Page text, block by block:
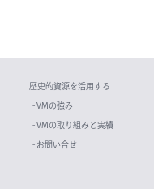
歴史的資源を活用する
- VMの強み
- VMの取り組みと実績
- お問い合せ